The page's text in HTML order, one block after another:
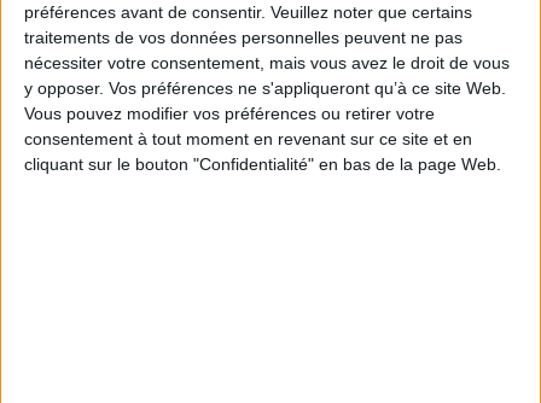
préférences avant de consentir. Veuillez noter que certains
traitements de vos données personnelles peuvent ne pas
nécessiter votre consentement, mais vous avez le droit de vous
y opposer. Vos préférences ne s'appliqueront qu’à ce site Web.
Vous pouvez modifier vos préférences ou retirer votre
consentement à tout moment en revenant sur ce site et en
cliquant sur le bouton "Confidentialité" en bas de la page Web.
https://www.capital.fr/votre-argent/impot-sur-la-
fortune-immobiliere-quels-abattements-pour-un-
bien-loue-ou-en-indivision-1404353